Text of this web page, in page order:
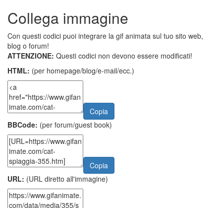
Collega immagine
Con questi codici puoi integrare la gif animata sul tuo sito web,
blog o forum!
ATTENZIONE: Questi codici non devono essere modificati!
HTML: (per homepage/blog/e-mail/ecc.)
Copia
BBCode: (per forum/guest book)
Copia
URL: (URL diretto all'immagine)